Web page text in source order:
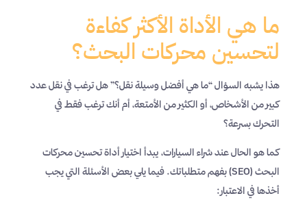
ما هي الأداة الأكثر كفاءة
لتحسين محركات البحث؟
هذا يشبه السؤال “ما هي أفضل وسيلة نقل؟” هل ترغب في نقل عدد
كبير من الأشخاص، أو الكثير من الأمتعة، أم أنك ترغب فقط في
التحرك بسرعة؟
كما هو الحال عند شراء السيارات، يبدأ اختيار أداة تحسين محركات
البحث (SEO) بفهم متطلباتك. فيما يلي بعض الأسئلة التي يجب
أخذها في الاعتبار: